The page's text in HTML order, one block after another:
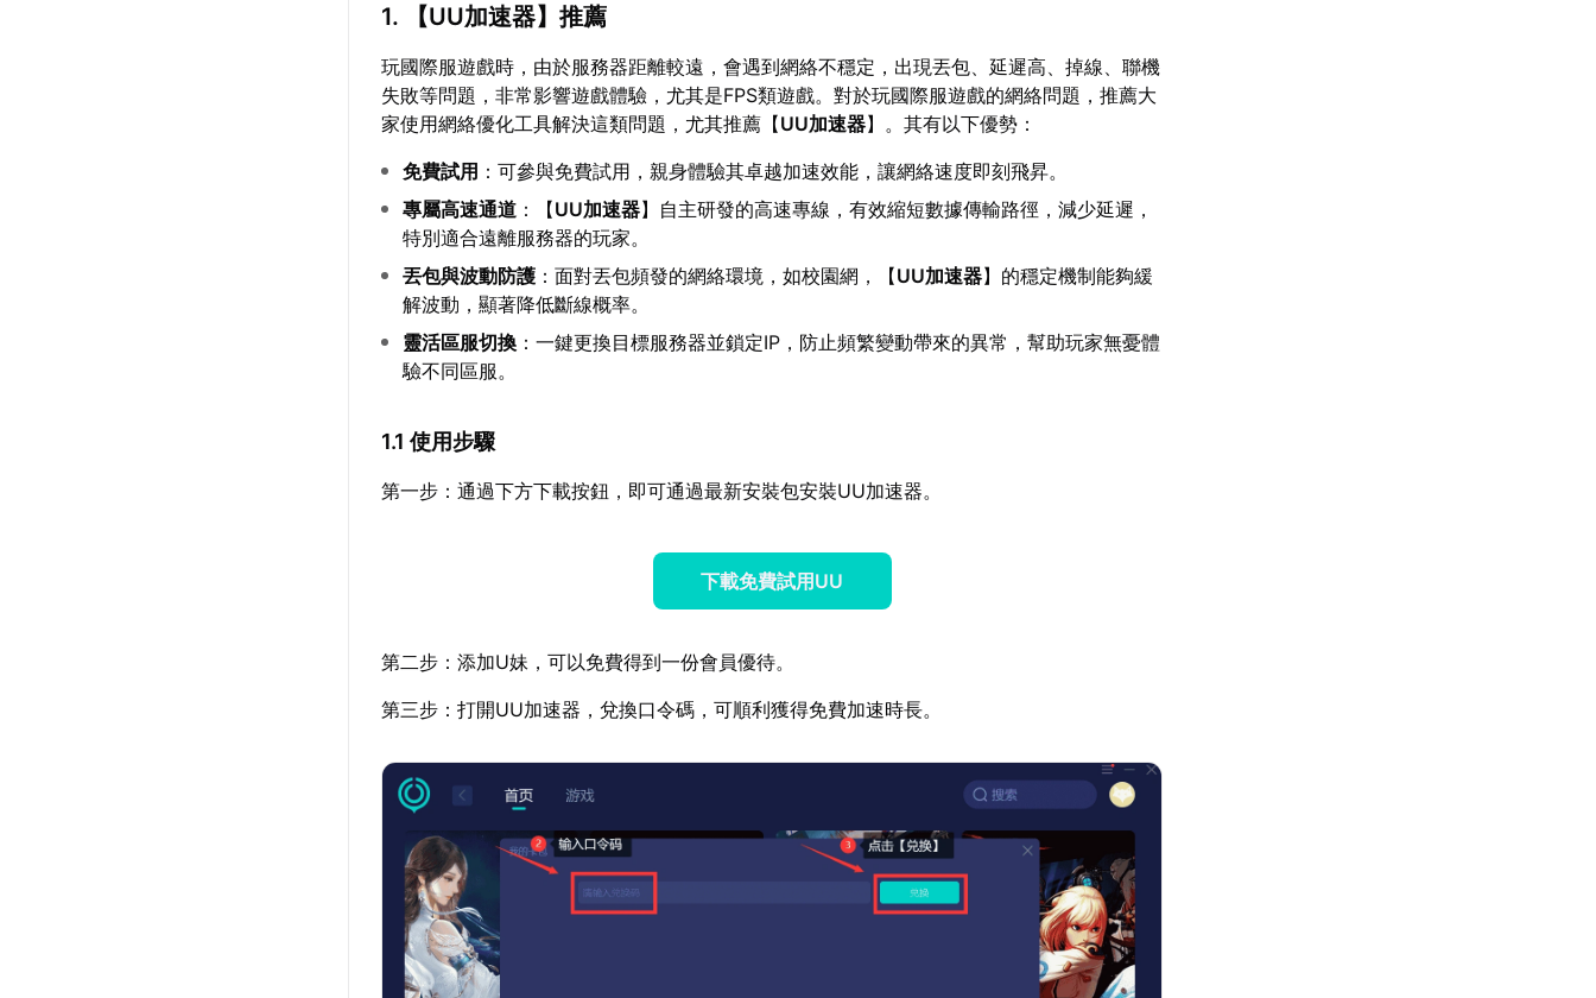
1. 【UU加速器】推薦
玩國際服遊戲時，由於服務器距離較遠，會遇到網絡不穩定，出現丟包、延遲高、掉線、聯機
失敗等問題，非常影響遊戲體驗，尤其是FPS類遊戲。對於玩國際服遊戲的網絡問題，推薦大
家使用網絡優化工具解決這類問題，尤其推薦【UU加速器】。其有以下優勢：
免費試用 ：可參與免費試用，親身體驗其卓越加速效能，讓網絡速度即刻飛昇。
專屬高速通道 ：【UU加速器】自主研發的高速專線，有效縮短數據傳輸路徑，減少延遲，
特別適合遠離服務器的玩家。
丟包與波動防護 ：面對丟包頻發的網絡環境，如校園網，【UU加速器】的穩定機制能夠緩
解波動，顯著降低斷線概率。
靈活區服切換 ：一鍵更換目標服務器並鎖定IP，防止頻繁變動帶來的異常，幫助玩家無憂體
驗不同區服。
1.1 使用步驟
第一步：通過下方下載按鈕，即可通過最新安裝包安裝UU加速器。
下載免費試用UU
第二步：添加U妹，可以免費得到一份會員優待。
第三步：打開UU加速器，兌換口令碼，可順利獲得免費加速時長。